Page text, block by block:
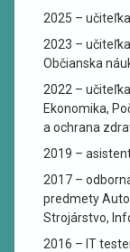
2025 –
2023 –
Občianska
2022 –
Ekonomika,
a ochrana
2019 –
2017 –
predmety
Strojárstvo,
2016 – IT